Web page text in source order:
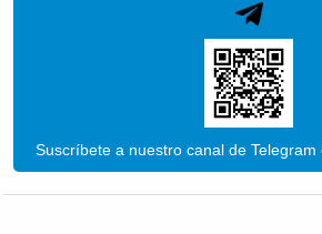
Suscríbete a nuestro canal de